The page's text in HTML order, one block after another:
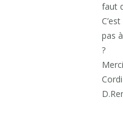
faut
pas
?